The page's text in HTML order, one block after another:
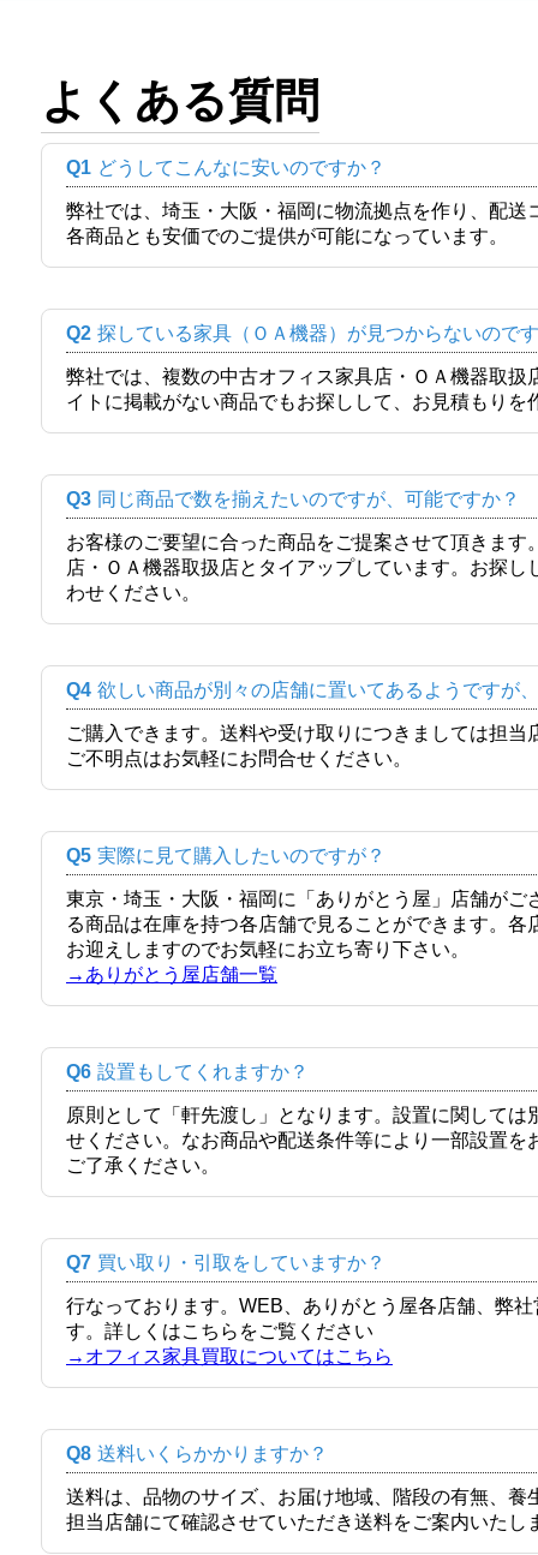
よくある質問
Q1 どうしてこんなに安いのですか？
弊社では、埼玉・大阪・福岡に物流拠点を作り、配
各商品とも安価でのご提供が可能になっています。
Q2 探している家具（ＯＡ機器）が見つからないので
弊社では、複数の中古オフィス家具店・ＯＡ機器取
イトに掲載がない商品でもお探しして、お見積もりを
Q3 同じ商品で数を揃えたいのですが、可能ですか？
お客様のご要望に合った商品をご提案させて頂きま
店・ＯＡ機器取扱店とタイアップしています。お探
わせください。
Q4 欲しい商品が別々の店舗に置いてあるようですが
ご購入できます。送料や受け取りにつきましては担
ご不明点はお気軽にお問合せください。
Q5 実際に見て購入したいのですが？
東京・埼玉・大阪・福岡に「ありがとう屋」店舗が
る商品は在庫を持つ各店舗で見ることができます。
お迎えしますのでお気軽にお立ち寄り下さい。
→ありがとう屋店舗一覧
Q6 設置もしてくれますか？
原則として「軒先渡し」となります。設置に関して
せください。なお商品や配送条件等により一部設置
ご了承ください。
Q7 買い取り・引取をしていますか？
行なっております。WEB、ありがとう屋各店舗、弊
す。詳しくはこちらをご覧ください
→オフィス家具買取についてはこちら
Q8 送料いくらかかりますか？
送料は、品物のサイズ、お届け地域、階段の有無、
担当店舗にて確認させていただき送料をご案内いたし